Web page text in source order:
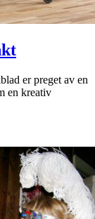
er preget av en
en kreativ